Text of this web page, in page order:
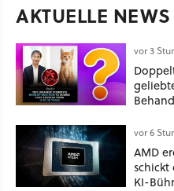
AKTUELLE NEWS
vor 3
vor 6
AMD
KI-